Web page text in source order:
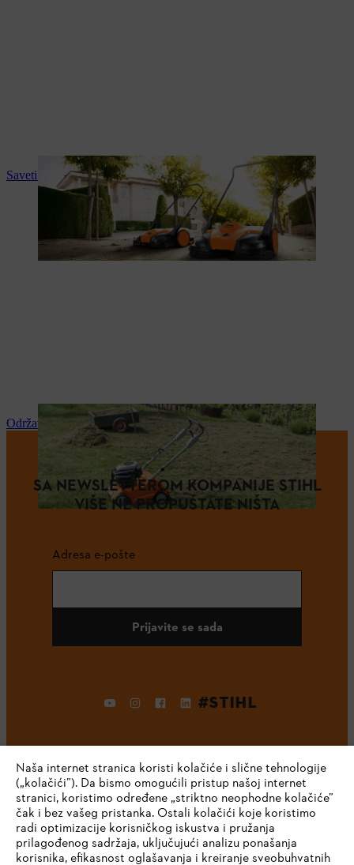
Saveti i upustva za upotrebu
Održavanje i popravka
SA NEWSLETTEROM KOMPANIJE STIHL
VIŠE NE PROPUŠTATE NIŠTA
Adresa e-pošte
Prijavite se sada
#STIHL
Kompanija
Naša internet stranica koristi kolačiće i slične tehnologije
(„kolačići”). Da bismo omogućili pristup našoj internet
stranici, koristimo određene „striktno neophodne kolačiće”
čak i bez vašeg pristanka. Ostali kolačići koje koristimo
radi optimizacije korisničkog iskustva i pružanja
prilagođenog sadržaja, uključujući analizu ponašanja
korisnika, efikasnost oglašavanja i kreiranje sveobuhvatnih